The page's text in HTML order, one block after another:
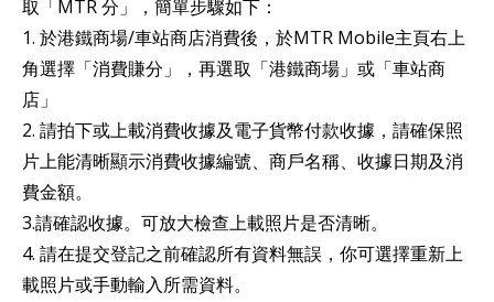
取「MTR 分」，簡單步驟如下：
1. 於港鐵商場/車站商店消費後，於MTR Mobile主頁右上
角選擇「消費賺分」，再選取「港鐵商場」或「車站商
店」
2. 請拍下或上載消費收據及電子貨幣付款收據，請確保照
片上能清晰顯示消費收據編號、商戶名稱、收據日期及消
費金額。
3.請確認收據。可放大檢查上載照片是否清晰。
4. 請在提交登記之前確認所有資料無誤，你可選擇重新上
載照片或手動輸入所需資料。